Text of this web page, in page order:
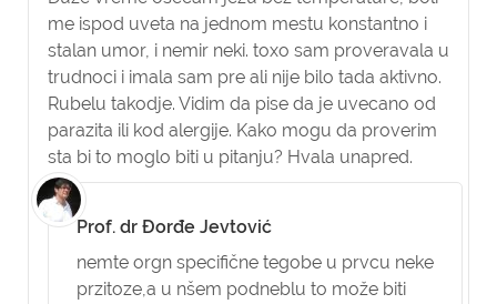
me ispod uveta na jednom mestu konstantno i
stalan umor, i nemir neki. toxo sam proveravala u
trudnoci i imala sam pre ali nije bilo tada aktivno.
Rubelu takodje. Vidim da pise da je uvecano od
parazita ili kod alergije. Kako mogu da proverim
sta bi to moglo biti u pitanju? Hvala unapred.
Prof. dr Đorđe Jevtović
nemte orgn specifične tegobe u prvcu neke
przitoze,a u nšem podneblu to može biti